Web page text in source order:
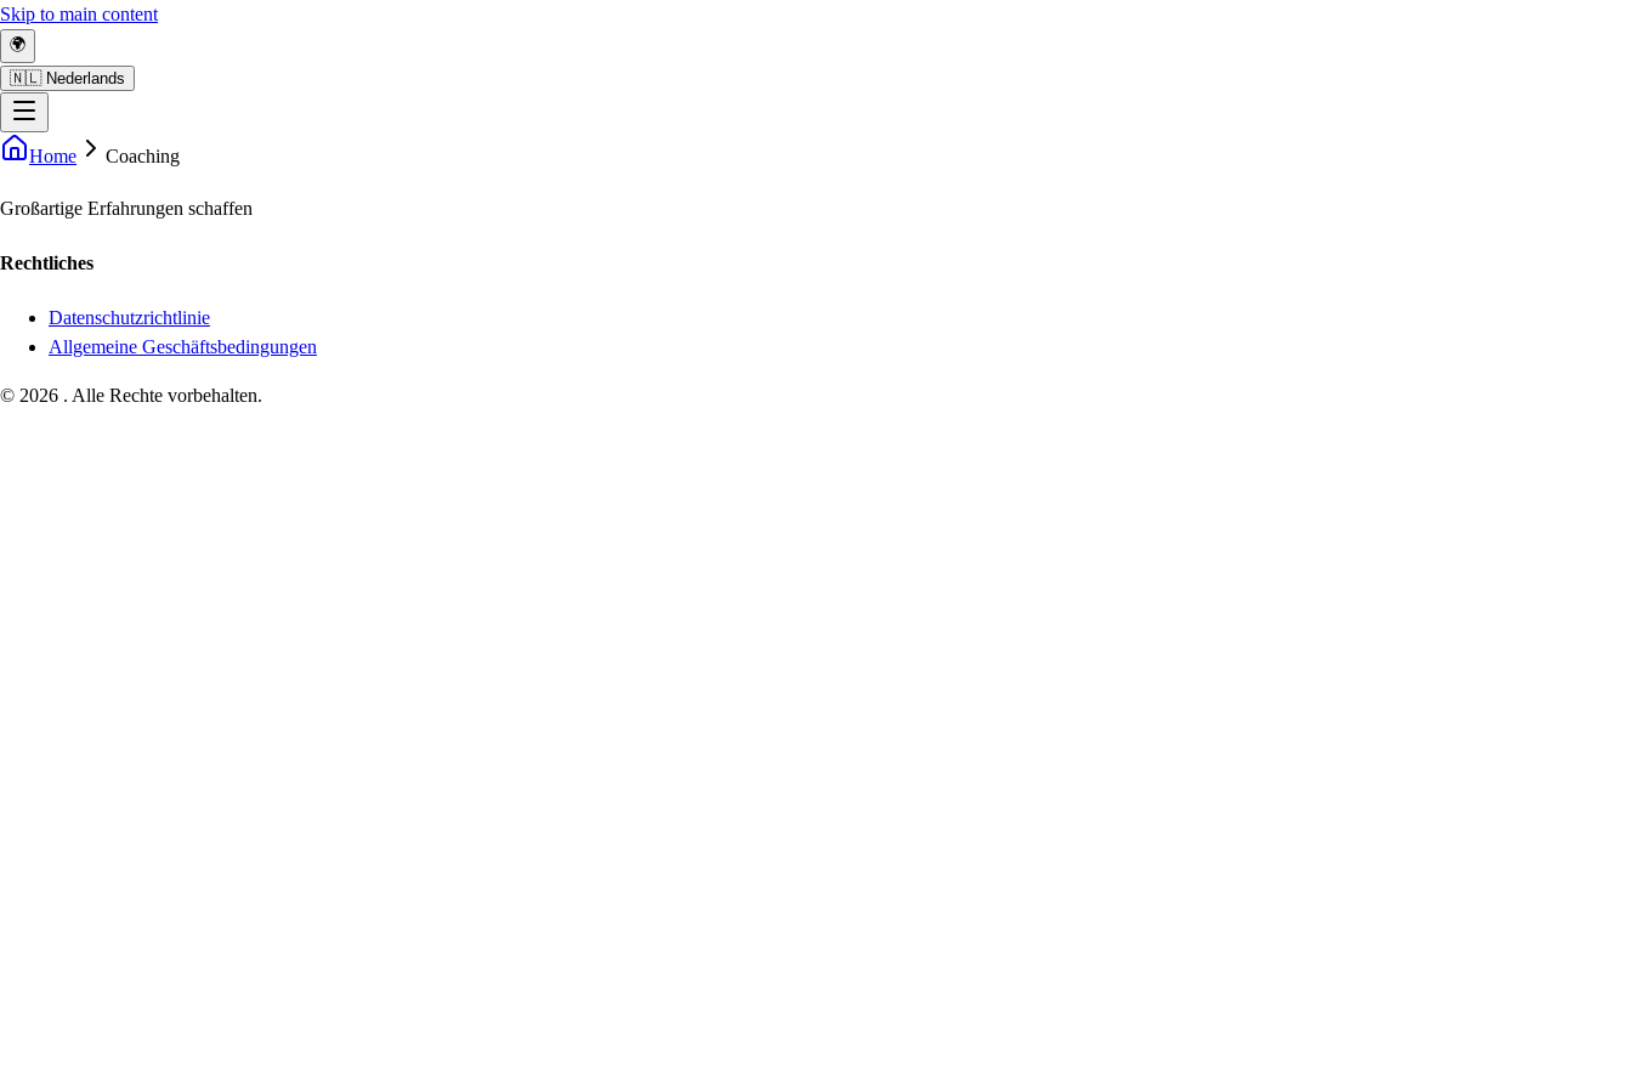
Skip to main content
🌍
🇳🇱 Nederlands
Home Coaching
Großartige Erfahrungen schaffen
Rechtliches
Datenschutzrichtlinie
Allgemeine Geschäftsbedingungen
© 2026 . Alle Rechte vorbehalten.